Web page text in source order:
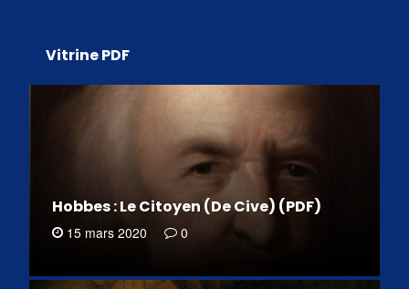
Vitrine PDF
Hobbes : Le Citoyen (De Cive) (PDF)
15 mars 2020 0